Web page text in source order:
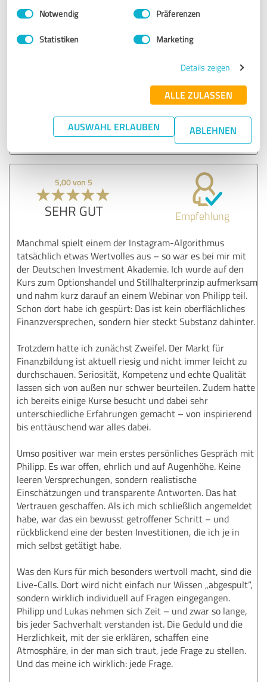
Impressum Datenschutzbestimmungen
Einwilligungsauswahl
Notwendig Präferenzen
Statistiken Marketing
Details zeigen
ALLE ZULASSEN
AUSWAHL ERLAUBEN ABLEHNEN
Zeit, sind immer erreichbar und antworten sehr schnell.
Sie sind sehr geduldig mit uns Teilnehmern und absolute
Profis auf dem Gebiet.
Ich fühle mich bestens aufgehoben und freue mich auf den
5,00 von 5
SEHR GUT Empfehlung
Manchmal spielt einem der Instagram-Algorithmus
tatsächlich etwas Wertvolles aus – so war es bei mir mit
der Deutschen Investment Akademie. Ich wurde auf den
Kurs zum Optionshandel und Stillhalterprinzip aufmerksam
und nahm kurz darauf an einem Webinar von Philipp teil.
Schon dort habe ich gespürt: Das ist kein oberflächliches
Finanzversprechen, sondern hier steckt Substanz dahinter.
Trotzdem hatte ich zunächst Zweifel. Der Markt für
Finanzbildung ist aktuell riesig und nicht immer leicht zu
durchschauen. Seriosität, Kompetenz und echte Qualität
lassen sich von außen nur schwer beurteilen. Zudem hatte
ich bereits einige Kurse besucht und dabei sehr
unterschiedliche Erfahrungen gemacht – von inspirierend
bis enttäuschend war alles dabei.
Umso positiver war mein erstes persönliches Gespräch mit
Philipp. Es war offen, ehrlich und auf Augenhöhe. Keine
leeren Versprechungen, sondern realistische
Einschätzungen und transparente Antworten. Das hat
Vertrauen geschaffen. Als ich mich schließlich angemeldet
habe, war das ein bewusst getroffener Schritt – und
rückblickend eine der besten Investitionen, die ich je in
mich selbst getätigt habe.
Was den Kurs für mich besonders wertvoll macht, sind die
Live-Calls. Dort wird nicht einfach nur Wissen „abgespult“,
sondern wirklich individuell auf Fragen eingegangen.
Philipp und Lukas nehmen sich Zeit – und zwar so lange,
bis jeder Sachverhalt verstanden ist. Die Geduld und die
Herzlichkeit, mit der sie erklären, schaffen eine
Atmosphäre, in der man sich traut, jede Frage zu stellen.
Und das meine ich wirklich: jede Frage.